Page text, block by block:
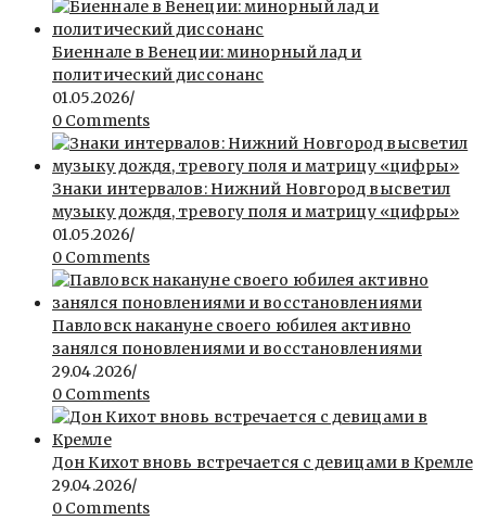
Биеннале в Венеции: минорный лад и
политический диссонанс
01.05.2026/
0 Comments
Знаки интервалов: Нижний Новгород высветил
музыку дождя, тревогу поля и матрицу «цифры»
01.05.2026/
0 Comments
Павловск накануне своего юбилея активно
занялся поновлениями и восстановлениями
29.04.2026/
0 Comments
Дон Кихот вновь встречается с девицами в Кремле
29.04.2026/
0 Comments